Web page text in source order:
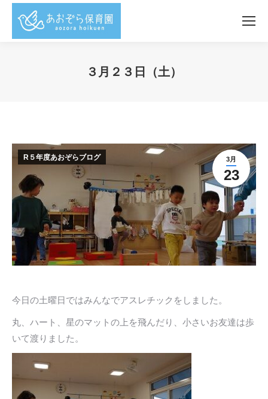
３月２３日（土）
3月
23
R５年度あおぞらブログ
今日の土曜日ではみんなでアスレチックをしました。
丸、ハート、星のマットの上を飛んだり、小さいお友達は歩
いて渡りました。